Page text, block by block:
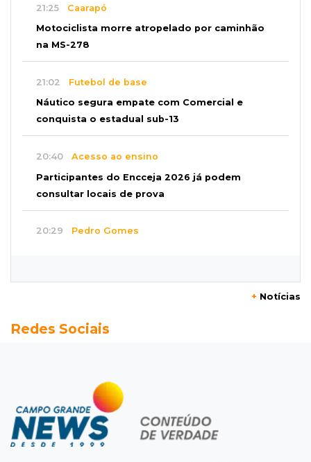
21:25 Caarapó
Motociclista morre atropelado por caminhão
na MS-278
21:02 Futebol de base
Náutico segura empate com Comercial e
conquista o estadual sub-13
20:40 Acesso ao ensino
Participantes do Encceja 2026 já podem
consultar locais de prova
20:29 Pedro Gomes
Pantanal treina em Goiânia antes de jogo que
Campeonato Brasileiro
Remo busca empate com Atlético-MG e segue
na zona de rebaixamento
+ Notícias
Redes Sociais